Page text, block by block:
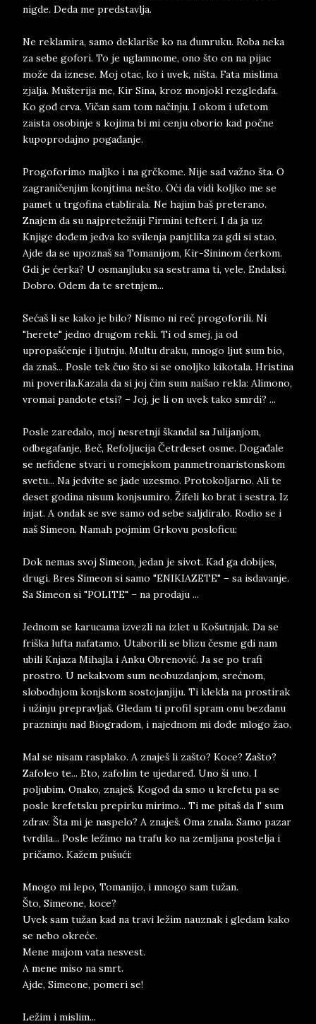
nigde. Deda me predstavlja.
Ne reklamira, samo deklariše ko na đumruku. Roba neka
za sebe gofori. To je uglamnome, ono što on na pijac
može da iznese. Moj otac, ko i uvek, ništa. Fata mislima
zjalja. Mušterija me, Kir Sina, kroz monjokl rezgledafa.
Ko gođ crva. Vičan sam tom načinju. I okom i ufetom
zaista osobinje s kojima bi mi cenju oborio kad počne
kupoprodajno pogađanje.
Progoforimo maljko i na grčkome. Nije sad važno šta. O
zagraničenjim konjtima nešto. Oći da vidi koljko me se
pamet u trgofina etablirala. Ne hajim baš preterano.
Znajem da su najpretežniji Firmini tefteri. I da ja uz
Knjige dođem jedva ko svilenja panjtlika za gdi si stao.
Ajde da se upoznaš sa Tomanijom, Kir-Sininom ćerkom.
Gdi je ćerka? U osmanjluku sa sestrama ti, vele. Endaksi.
Dobro. Odem da te sretnjem...
Sećaš li se kako je bilo? Nismo ni reč progoforili. Ni
"herete" jedno drugom rekli. Ti od smej, ja od
upropašćenje i ljutnju. Multu draku, mnogo ljut sum bio,
da znaš... Posle tek čuo što si se onoljko kikotala. Hristina
mi poverila.Kazala da si joj čim sum naišao rekla: Alimono,
vromai pandote etsi? – Joj, je li on uvek tako smrdi? ...
Posle zaredalo, moj nesretnji škandal sa Julijanjom,
odbegafanje, Beč, Refoljucija Četrdeset osme. Događale
se nefiđene stvari u romejskom panmetronaristonskom
svetu... Na jedvite se jade uzesmo. Protokoljarno. Ali te
deset godina nisum konjsumiro. Žifeli ko brat i sestra. Iz
injat. A ondak se sve samo od sebe saljdiralo. Rodio se i
naš Simeon. Namah pojmim Grkovu posloficu:
Dok nemas svoj Simeon, jedan je sivot. Kad ga dobijes,
drugi. Bres Simeon si samo "ENIKIAZETE" – sa isdavanje.
Sa Simeon si "POLITE" – na prodaju ...
Jednom se karucama izvezli na izlet u Košutnjak. Da se
friška lufta nafatamo. Utaborili se blizu česme gdi nam
ubili Knjaza Mihajla i Anku Obrenović. Ja se po trafi
prostro. U nekakvom sum neobuzdanjom, srećnom,
slobodnjom konjskom sostojanjiju. Ti klekla na prostirak
i užinju prepravljaš. Gledam ti profil spram onu bezdanu
prazninju nad Biogradom, i najednom mi dođe mlogo žao.
Mal se nisam rasplako. A znaješ li zašto? Koce? Zašto?
Zafoleo te... Eto, zafolim te ujedaređ. Uno ši uno. I
poljubim. Onako, znaješ. Kogođ da smo u krefetu pa se
posle krefetsku prepirku mirimo... Ti me pitaš da l' sum
zdrav. Šta mi je naspelo? A znaješ. Oma znala. Samo pazar
tvrdila... Posle ležimo na trafu ko na zemljana postelja i
pričamo. Kažem pušući:
Mnogo mi lepo, Tomanijo, i mnogo sam tužan.
Što, Simeone, koce?
Uvek sam tužan kad na travi ležim nauznak i gledam kako
se nebo okreće.
Mene majom vata nesvest.
A mene miso na smrt.
Ajde, Simeone, pomeri se!
Ležim i mislim...